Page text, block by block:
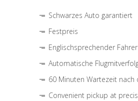
Schwarzes Auto garantiert
Festpreis
Englischsprechender Fahrer
Automatische
60 Minuten Wartezeit nach
Convenient pickup at